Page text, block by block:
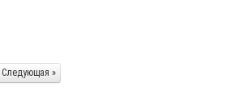
Следующая »